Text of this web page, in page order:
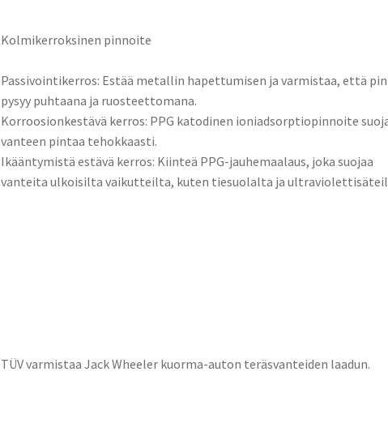
Kolmikerroksinen pinnoite
Passivointikerros: Estää metallin hapettumisen ja varmistaa, että
pysyy puhtaana ja ruosteettomana.
Korroosionkestävä kerros: PPG katodinen ioniadsorptiopinnoite
vanteen pintaa tehokkaasti.
Ikääntymistä estävä kerros: Kiinteä PPG-jauhemaalaus, joka suojaa
vanteita ulkoisilta vaikutteilta, kuten tiesuolalta ja
TÜV varmistaa Jack Wheeler kuorma-auton teräsvanteiden laadun.